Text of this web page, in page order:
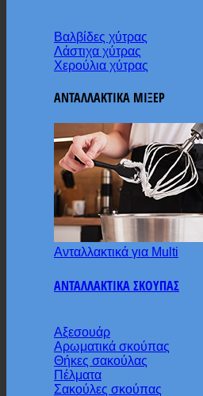
Βαλβίδες χύτρας
Λάστιχα χύτρας
Χερούλια χύτρας
ΑΝΤΑΛΛΑΚΤΙΚΑ ΜΙΞΕΡ
Ανταλλακτικά για Multi
ΑΝΤΑΛΛΑΚΤΙΚΑ ΣΚΟΥΠΑΣ
Αξεσουάρ
Αρωματικά σκούπας
Θήκες σακούλας
Πέλματα
Σακούλες σκούπας